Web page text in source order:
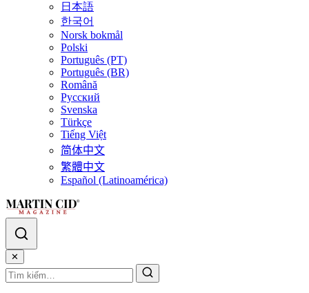
日本語
한국어
Norsk bokmål
Polski
Português (PT)
Português (BR)
Română
Русский
Svenska
Türkçe
Tiếng Việt
简体中文
繁體中文
Español (Latinoamérica)
✕